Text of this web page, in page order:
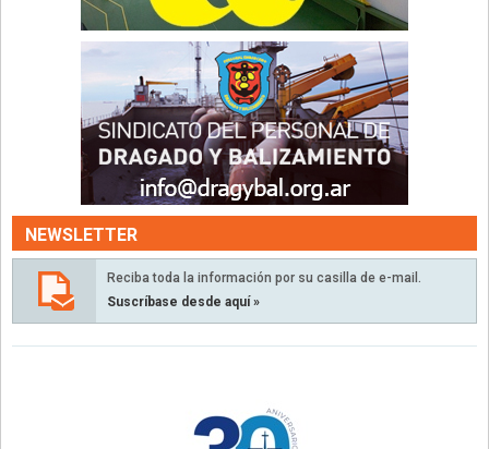
NEWSLETTER
Reciba toda la información por su casilla de e-mail.
Suscríbase desde aquí »